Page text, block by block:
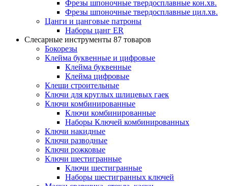
Фрезы шпоночные твердосплавные кон.хв.
Фрезы шпоночные твердосплавные цил.хв.
Цанги и цанговые патроны
Наборы цанг ER
Слесарные инструменты 87 товаров
Бокорезы
Клейма буквенные и цифровые
Клейма буквенные
Клейма цифровые
Клещи строительные
Ключи для круглых шлицевых гаек
Ключи комбинированные
Ключи комбинированные
Наборы Ключей комбинированных
Ключи накидные
Ключи разводные
Ключи рожковые
Ключи шестигранные
Ключи шестигранные
Наборы шестигранных ключей